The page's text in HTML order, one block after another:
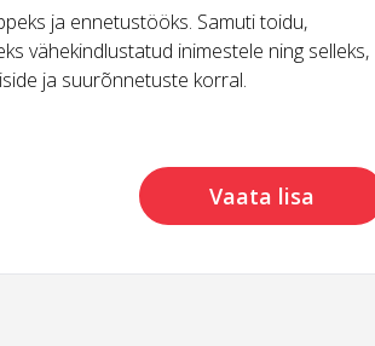
ja ennetustööks. Samuti toidu,
vähekindlustatud inimestele ning selleks,
ja suurõnnetuste korral.
Vaata lisa